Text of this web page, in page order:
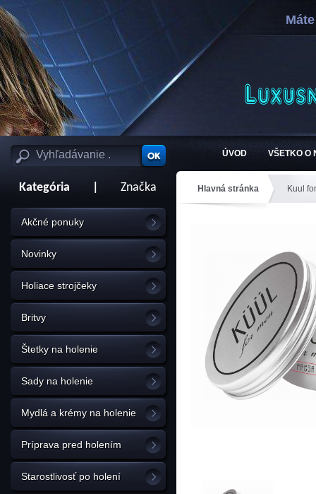
ÚVOD VŠETKO O
Kategória Značka
Akčné ponuky
Novinky
Holiace strojčeky
Britvy
Štetky na holenie
Sady na holenie
Mydlá a krémy na holenie
Príprava pred holením
Starostlivosť po holení
Hlavná stránka Kuul